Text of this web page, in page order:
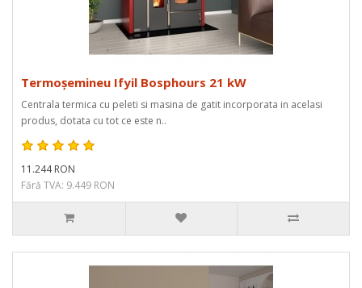
Termoșemineu Ifyil Bosphours 21 kW
Centrala termica cu peleti si masina de gatit incorporata in acelasi
produs, dotata cu tot ce este n..
11.244 RON
Fără TVA: 9.449 RON